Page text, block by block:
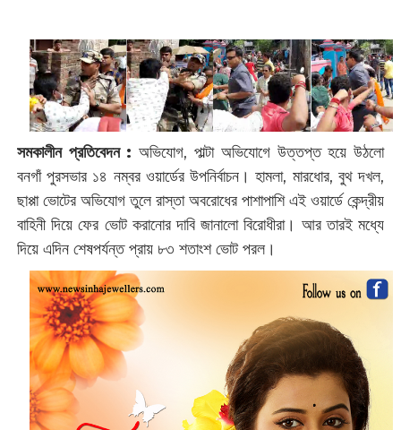
সমকালীন প্রতিবেদন : ‌অভিযোগ, পাল্টা অভিযোগে উত্তপ্ত হয়ে উঠলো
বনগাঁ পুরসভার ১৪ নম্বর ওয়ার্ডের উপনির্বাচন। হামলা, মারধোর, বুথ দখল,
ছাপ্পা ভোটের অভিযোগ তুলে রাস্তা অবরোধের পাশাপাশি এই ওয়ার্ডে কেন্দ্রীয়
বাহিনী দিয়ে ফের ভোট করানোর দাবি জানালো বিরোধীরা। আর তারই মধ্যে
দিয়ে এদিন শেষপর্যন্ত প্রায় ৮৩ শতাংশ ভোট পরল।